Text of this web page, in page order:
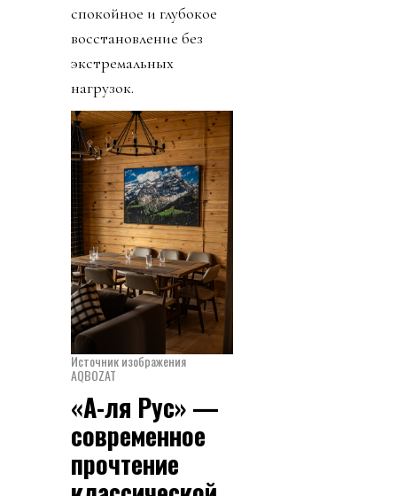
спокойное и глубокое
восстановление без
экстремальных
нагрузок.
Источник изображения
AQBOZAT
«А-ля Рус» —
современное
прочтение